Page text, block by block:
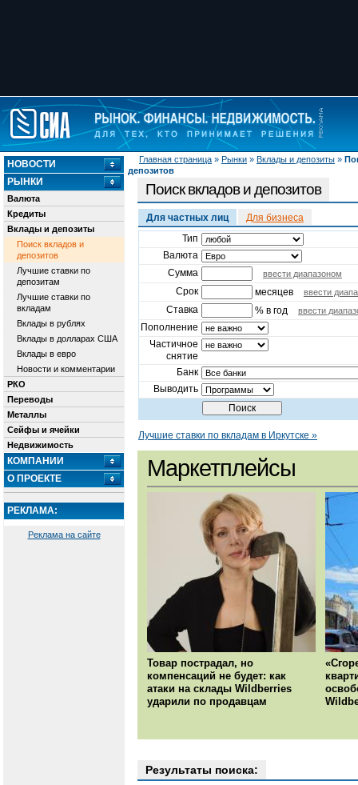
Главная страница » Рынки » Вклады и депозиты »
депозитов
НОВОСТИ
РЫНКИ
Валюта
Кредиты
Вклады и депозиты
Поиск вкладов и
депозитов
Лучшие ставки по
депозитам
Лучшие ставки по
вкладам
Вклады в рублях
Вклады в долларах США
Вклады в евро
Новости и комментарии
РКО
Переводы
Металлы
Сейфы и ячейки
Недвижимость
КОМПАНИИ
О ПРОЕКТЕ
РЕКЛАМА:
Реклама на сайте
Поиск вкладов и депозитов
Для частных лиц
Для бизнеса
Тип
Валюта
Сумма
ввести диапазоном
Срок месяцев ввести
Ставка % в год ввести
Пополнение
Частичное
снятие
Банк
Выводить
Лучшие ставки по вкладам в Иркутске »
Маркетплейсы
Товар пострадал, но
компенсаций не будет: как
атаки на склады Wildberries
ударили по продавцам
Результаты поиска: